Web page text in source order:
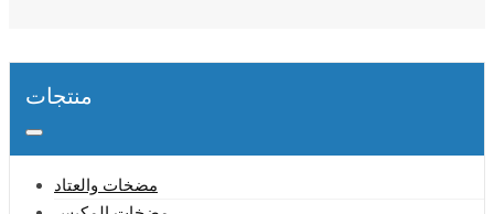
منتجات
مضخات والعتاد